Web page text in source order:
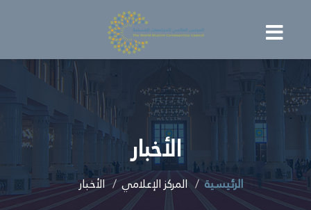
الأخبار
الرئيسية المركز الإعلامي الأخبار